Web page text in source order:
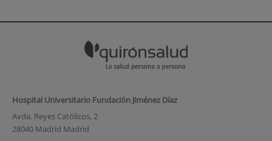
Hospital Universitario Fundación Jiménez Díaz
Avda. Reyes Católicos, 2
28040 Madrid Madrid